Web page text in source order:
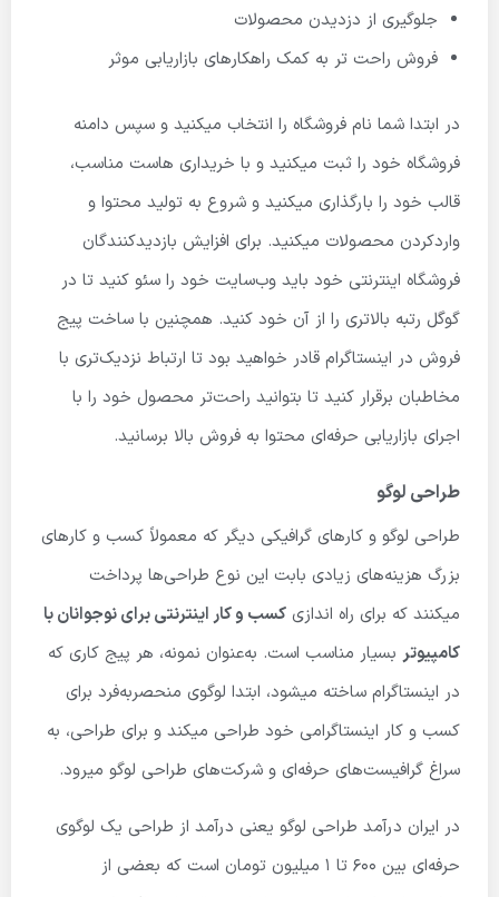
جلوگیری از دزدیدن محصولات
فروش راحت تر به کمک راهکارهای بازاریابی موثر
در ابتدا شما نام فروشگاه را انتخاب میکنید و سپس دامنه
فروشگاه خود را ثبت میکنید و با خریداری هاست مناسب،
قالب خود را بارگذاری میکنید و شروع به تولید محتوا و
واردکردن محصولات میکنید. برای افزایش بازدیدکنندگان
فروشگاه اینترنتی خود باید وب‌سایت خود را سئو کنید تا در
گوگل رتبه بالاتری را از آن خود کنید. همچنین با ساخت پیج
فروش در اینستاگرام قادر خواهید بود تا ارتباط نزدیک‌تری با
مخاطبان برقرار کنید تا بتوانید راحت‌تر محصول خود را با
اجرای بازاریابی حرفه‌ای محتوا به فروش بالا برسانید.
طراحی لوگو
طراحی لوگو و کارهای گرافیکی دیگر که معمولاً کسب و کارهای
بزرگ هزینه‌های زیادی بابت این نوع طراحی‌ها پرداخت
میکنند که برای راه اندازی کسب و کار اینترنتی برای نوجوانان با
کامپیوتر بسیار مناسب است. به‌عنوان نمونه، هر پیج کاری که
در اینستاگرام ساخته میشود، ابتدا لوگوی منحصربه‌فرد برای
کسب و کار اینستاگرامی خود طراحی میکند و برای طراحی، به
سراغ گرافیست‌های حرفه‌ای و شرکت‌های طراحی لوگو میرود.
در ایران درآمد طراحی لوگو یعنی درآمد از طراحی یک لوگوی
حرفه‌ای بین 600 تا 1 میلیون تومان است که بعضی از